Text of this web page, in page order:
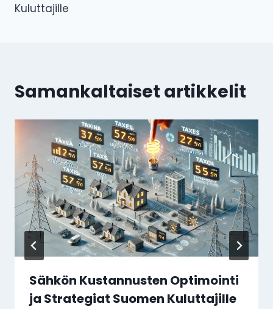
Kuluttajille
Samankaltaiset artikkelit
Sähkön Kustannusten Optimointi
ja Strategiat Suomen Kuluttajille